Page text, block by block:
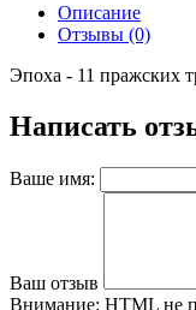
Описание
Отзывы (0)
Эпоха - 11 пражских
Написать
Ваше имя:
Ваш отзыв
Внимание: HTML не